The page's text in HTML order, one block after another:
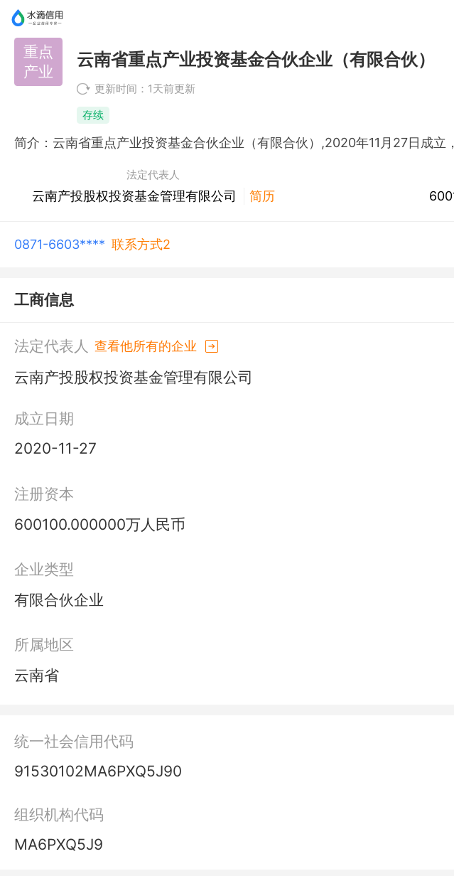
重点
产业
云南省重点产业投资基金合伙企业（有限合伙）
更新时间：1天前更新
存续
法定代表人
云南产投股权投资基金管理有限公司 简历
0871-6603**** 联系方式2
工商信息
法定代表人 查看他所有的企业
云南产投股权投资基金管理有限公司
成立日期
2020-11-27
注册资本
600100.000000万人民币
企业类型
有限合伙企业
所属地区
云南省
统一社会信用代码
91530102MA6PXQ5J90
组织机构代码
MA6PXQ5J9